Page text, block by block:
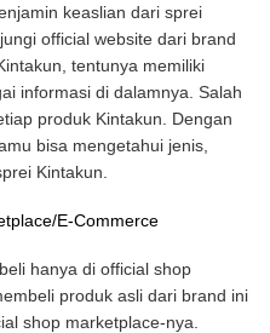
keaslian dari sprei
official website dari brand
tentunya memiliki
informasi di dalamnya. Salah
produk Kintakun. Dengan
bisa mengetahui jenis,
Kintakun.
E-Commerce
hanya di official shop
produk asli dari brand ini
shop marketplace-nya.